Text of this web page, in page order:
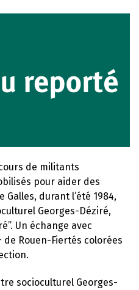
de militants
pour aider des
Galles, durant l’été 1984,
Georges-Déziré,
Un échange avec
de Rouen-Fiertés colorées
socioculturel Georges-